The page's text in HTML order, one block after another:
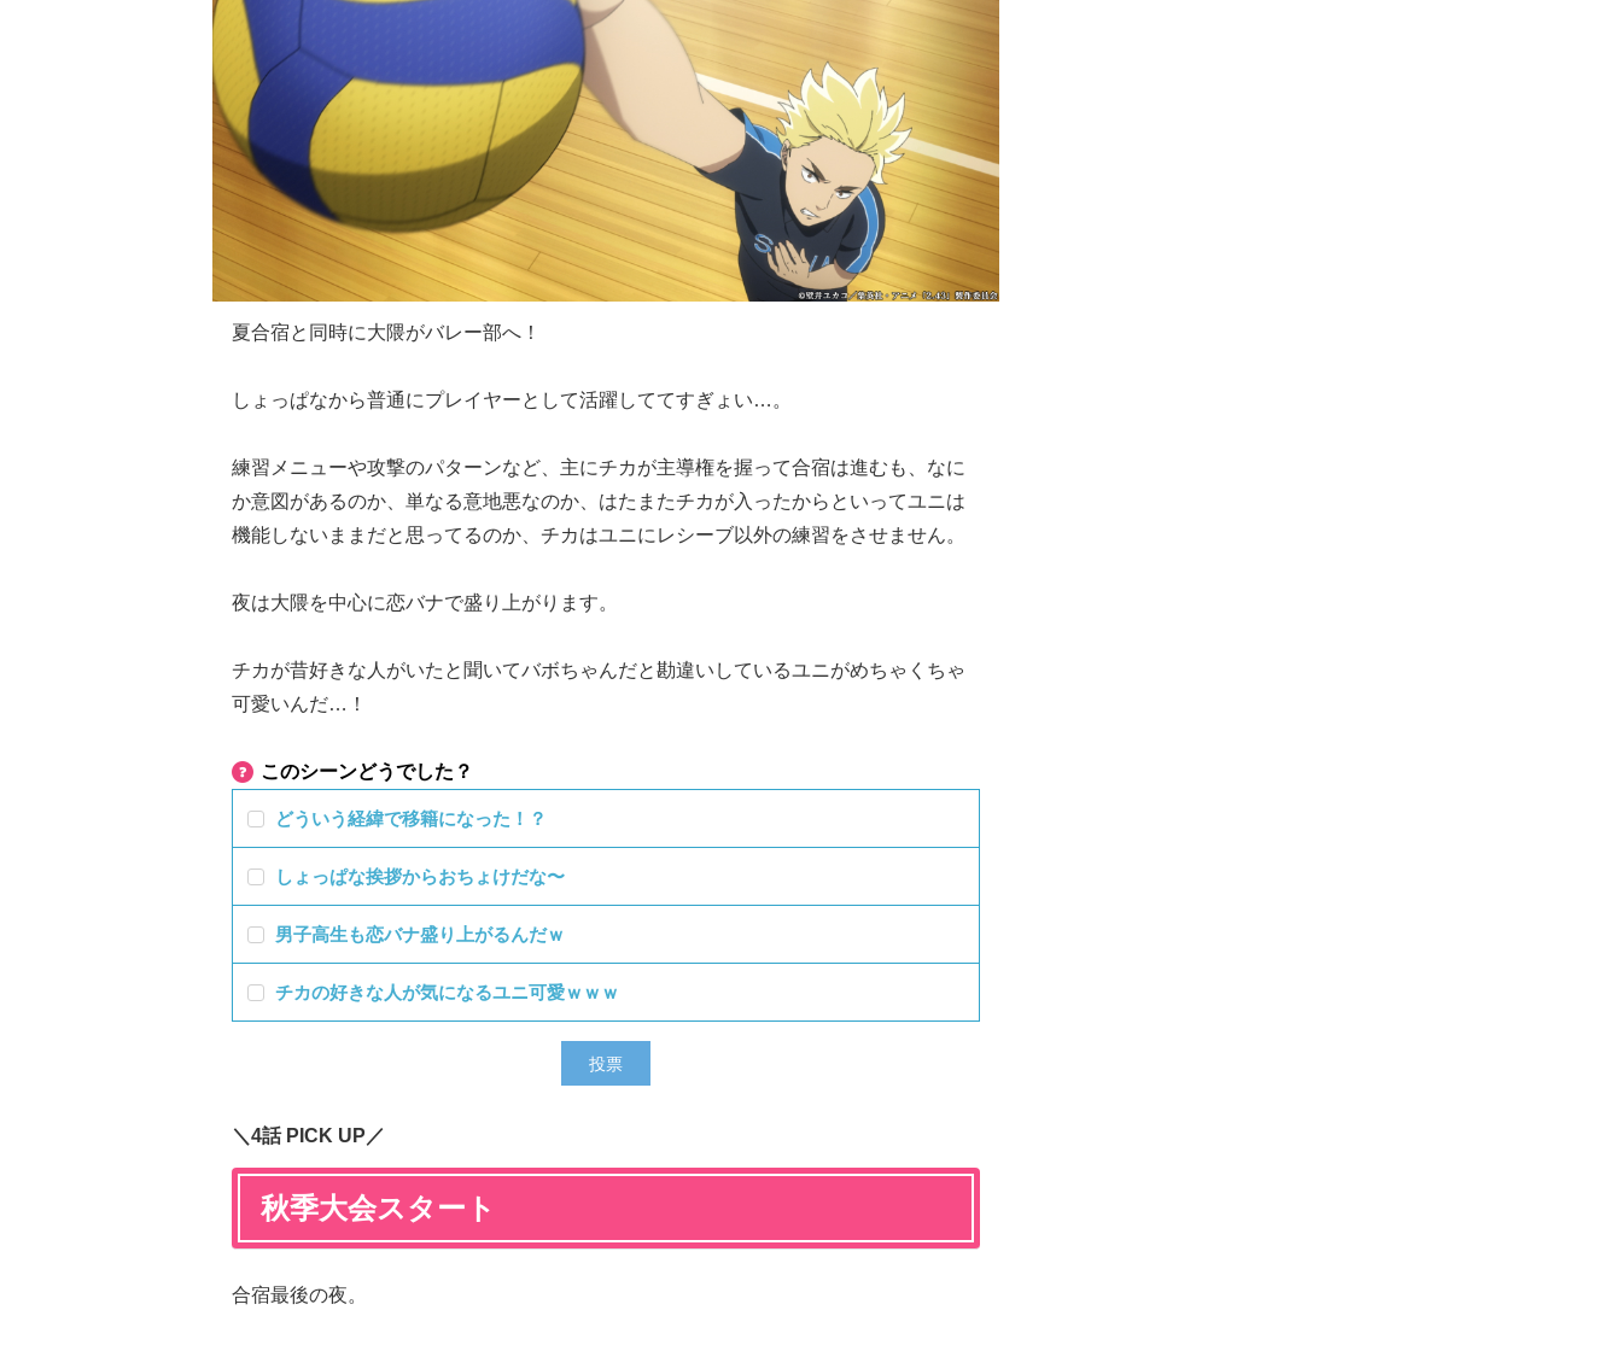
夏合宿と同時に大隈がバレー部へ！
しょっぱなから普通にプレイヤーとして活躍しててすぎょい…。
練習メニューや攻撃のパターンなど、主にチカが主導権を握って合宿は進むも、なに
か意図があるのか、単なる意地悪なのか、はたまたチカが入ったからといってユニは
機能しないままだと思ってるのか、チカはユニにレシーブ以外の練習をさせません。
夜は大隈を中心に恋バナで盛り上がります。
チカが昔好きな人がいたと聞いてバボちゃんだと勘違いしているユニがめちゃくちゃ
可愛いんだ…！
このシーンどうでした？
どういう経緯で移籍になった！？
しょっぱな挨拶からおちょけだな〜
男子高生も恋バナ盛り上がるんだｗ
チカの好きな人が気になるユニ可愛ｗｗｗ
＼4話 PICK UP／
秋季大会スタート
合宿最後の夜。